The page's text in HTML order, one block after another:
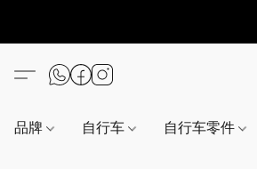
品牌 自行车 自行车零件